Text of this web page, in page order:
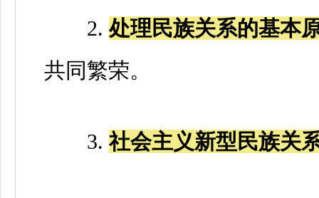
2. 处理民族关系的基本
共同繁荣。
3.社会主义新型民族关